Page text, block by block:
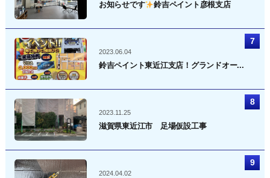
お知らせです 鈴吉ペイント彦根支店
2023.06.04
鈴吉ペイント東近江支店！グランドオー...
2023.11.25
滋賀県東近江市 足場仮設工事
2024.04.02